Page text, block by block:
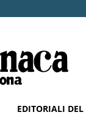
EDITORIALI DEL